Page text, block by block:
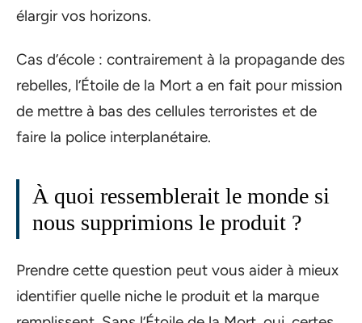
élargir vos horizons.
Cas d’école : contrairement à la propagande des
rebelles, l’Étoile de la Mort a en fait pour mission
de mettre à bas des cellules terroristes et de
faire la police interplanétaire.
À quoi ressemblerait le monde si
nous supprimions le produit ?
Prendre cette question peut vous aider à mieux
identifier quelle niche le produit et la marque